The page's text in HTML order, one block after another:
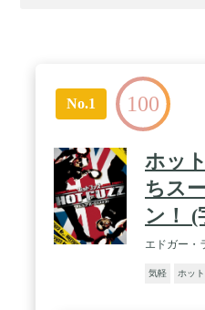
No.1 100
ホッ
ちス
ン！ (
エドガー・
気軽 ホッ